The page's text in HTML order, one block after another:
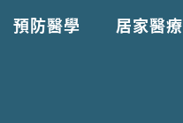
預防醫學 居家醫療